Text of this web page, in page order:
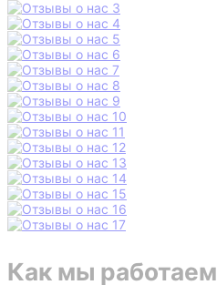
Как мы работаем